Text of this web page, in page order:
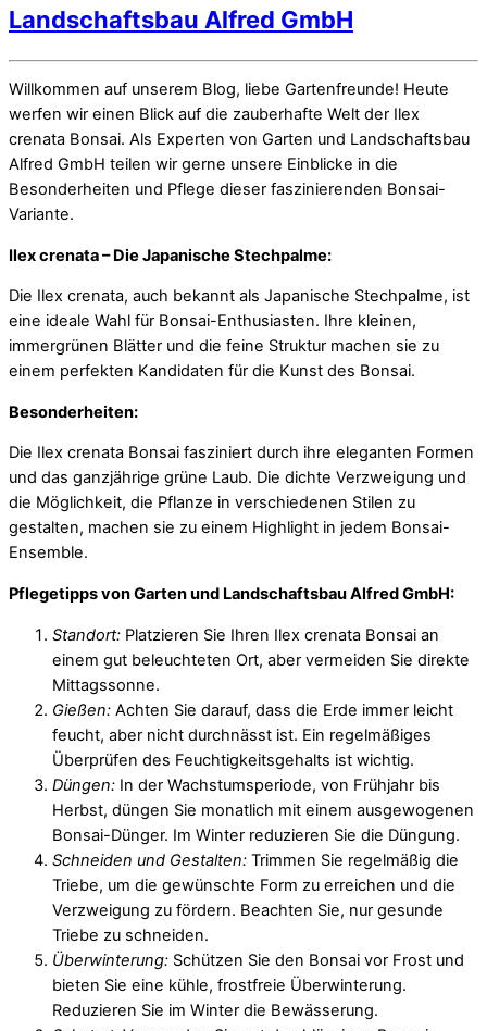
Landschaftsbau Alfred GmbH
Willkommen auf unserem Blog, liebe Gartenfreunde! Heute
werfen wir einen Blick auf die zauberhafte Welt der Ilex
crenata Bonsai. Als Experten von Garten und Landschaftsbau
Alfred GmbH teilen wir gerne unsere Einblicke in die
Besonderheiten und Pflege dieser faszinierenden Bonsai-
Variante.
Ilex crenata – Die Japanische Stechpalme:
Die Ilex crenata, auch bekannt als Japanische Stechpalme, ist
eine ideale Wahl für Bonsai-Enthusiasten. Ihre kleinen,
immergrünen Blätter und die feine Struktur machen sie zu
einem perfekten Kandidaten für die Kunst des Bonsai.
Besonderheiten:
Die Ilex crenata Bonsai fasziniert durch ihre eleganten Formen
und das ganzjährige grüne Laub. Die dichte Verzweigung und
die Möglichkeit, die Pflanze in verschiedenen Stilen zu
gestalten, machen sie zu einem Highlight in jedem Bonsai-
Ensemble.
Pflegetipps von Garten und Landschaftsbau Alfred GmbH:
Standort: Platzieren Sie Ihren Ilex crenata Bonsai an
einem gut beleuchteten Ort, aber vermeiden Sie direkte
Mittagssonne.
Gießen: Achten Sie darauf, dass die Erde immer leicht
feucht, aber nicht durchnässt ist. Ein regelmäßiges
Überprüfen des Feuchtigkeitsgehalts ist wichtig.
Düngen: In der Wachstumsperiode, von Frühjahr bis
Herbst, düngen Sie monatlich mit einem ausgewogenen
Bonsai-Dünger. Im Winter reduzieren Sie die Düngung.
Schneiden und Gestalten: Trimmen Sie regelmäßig die
Triebe, um die gewünschte Form zu erreichen und die
Verzweigung zu fördern. Beachten Sie, nur gesunde
Triebe zu schneiden.
Überwinterung: Schützen Sie den Bonsai vor Frost und
bieten Sie eine kühle, frostfreie Überwinterung.
Reduzieren Sie im Winter die Bewässerung.